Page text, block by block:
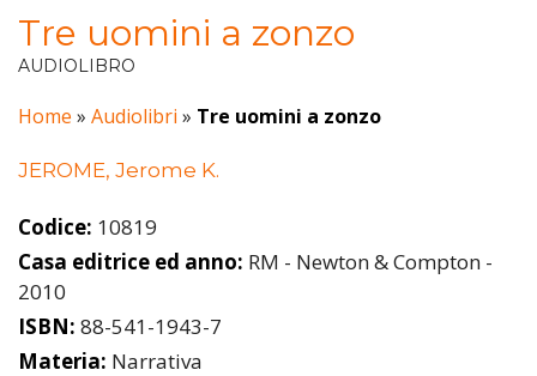
Tre uomini a zonzo
AUDIOLIBRO
Home » Audiolibri » Tre uomini a zonzo
JEROME, Jerome K.
Codice: 10819
Casa editrice ed anno: RM - Newton & Compton -
2010
ISBN: 88-541-1943-7
Materia: Narrativa